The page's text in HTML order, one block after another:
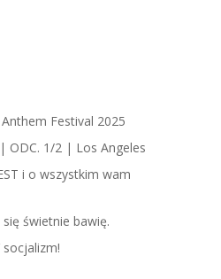
Festival 2025
ODC. 1/2 | Los Angeles
i o wszystkim wam
świetnie bawię.
socjalizm!